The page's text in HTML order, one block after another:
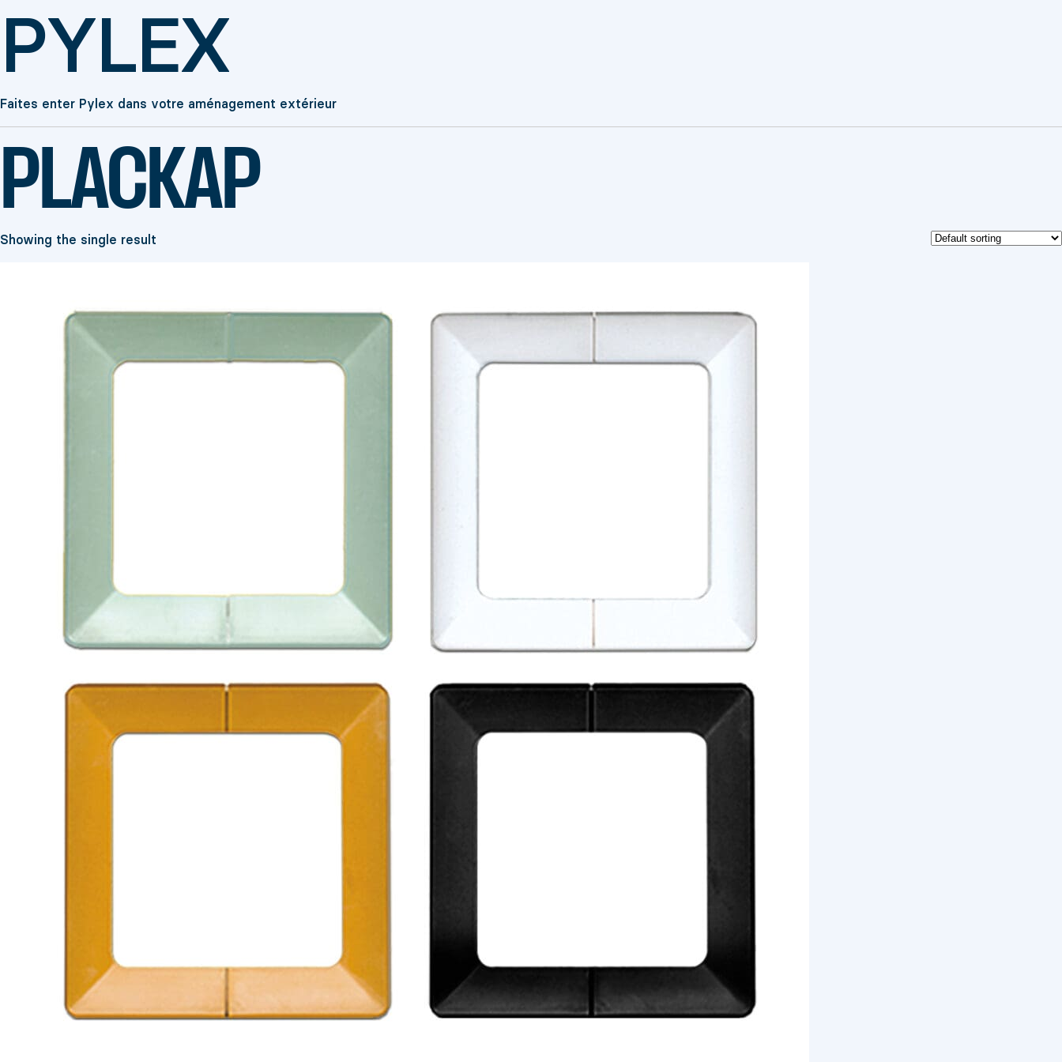
PYLEX
Faites enter Pylex dans votre aménagement extérieur
PLACKAP
Showing the single result